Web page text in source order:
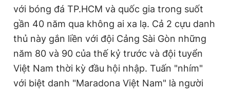
Đọc Thanh Niên trên điện thoại
với bóng đá TP.HCM và quốc gia trong suốt
gần 40 năm qua không ai xa lạ. Cả 2 cựu danh
thủ này gắn liền với đội Cảng Sài Gòn những
năm 80 và 90 của thế kỷ trước và đội tuyển
Việt Nam thời kỳ đầu hội nhập. Tuấn "nhím"
với biệt danh "Maradona Việt Nam" là người